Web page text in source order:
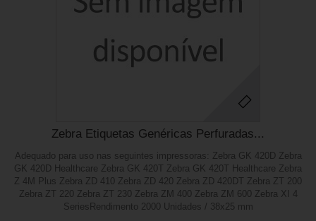
Zebra Etiquetas Genéricas Perfuradas...
Adequado para uso nas seguintes impressoras: Zebra GK 420D Zebra
GK 420D Healthcare Zebra GK 420T Zebra GK 420T Healthcare Zebra
Z 4M Plus Zebra ZD 410 Zebra ZD 420 Zebra ZD 420DT Zebra ZT 200
Zebra ZT 220 Zebra ZT 230 Zebra ZM 400 Zebra ZM 600 Zebra XI 4
SeriesRendimento 2000 Unidades / 38x25 mm